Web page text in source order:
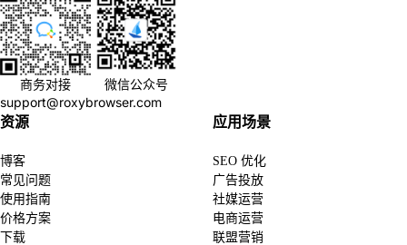
商务对接
微信公众号
support@roxybrowser.com
资源
博客
常见问题
使用指南
价格方案
下载
应用场景
SEO 优化
广告投放
社媒运营
电商运营
联盟营销